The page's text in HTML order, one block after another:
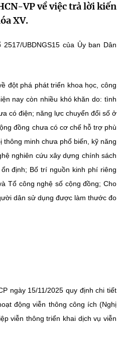
VP về việc trả lời kiến
XV.
UBDNGS15 của Ủy ban Dân
đột phá phát triển khoa học, công
nay còn nhiều khó khăn do: tình
có điện; năng lực chuyển đổi số ở
đồng chưa có cơ chế hỗ trợ phù
minh chưa phổ biến, kỹ năng
nghiên cứu xây dựng chính sách
định; Bố trí nguồn kinh phí riêng
Tổ công nghệ số cộng đồng; Cho
dân sử dụng được làm thước đo
ngày 15/11/2025 quy định chi tiết
động viễn thông công ích (Nghị
viễn thông triển khai dịch vụ viễn